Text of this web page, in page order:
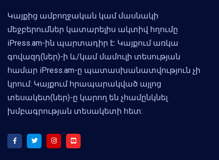
Կայքից ամբողջական կամ մասնակի
մեջբերումներ կատարելիս ակտիվ հղումը
iPress.am-ին պարտադիր է: Կայքում առկա
գովազդ(ներ)-ի և/կամ մամուլի տեսության
համար iPress.am-ը պատասխանատվություն չի
կրում: Կայքում հրապարակված այլոց
տեսակետ(ներ)-ը կարող են չհամընկնել
խմբագրության տեսակետի հետ: